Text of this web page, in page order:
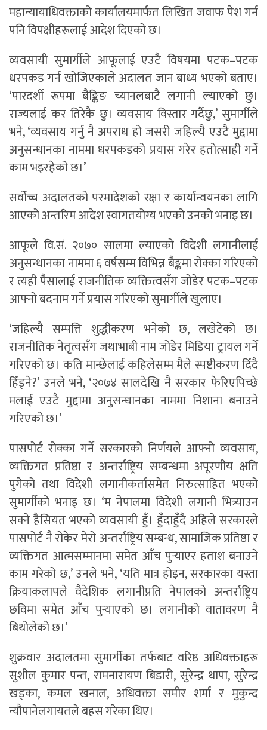
महान्यायाधिवक्ताको कार्यालयमार्फत लिखित जवाफ पेश गर्न
पनि विपक्षीहरूलाई आदेश दिएको छ।
व्यवसायी सुमार्गीले आफूलाई एउटै विषयमा पटक–पटक
धरपकड गर्न खोजिएकाले अदालत जान बाध्य भएको बताए।
‘पारदर्शी रूपमा बैङ्किङ च्यानलबाटै लगानी ल्याएको छु।
राज्यलाई कर तिरेकै छु। व्यवसाय विस्तार गर्दैछु,’ सुमार्गीले
भने, ‘व्यवसाय गर्नु नै अपराध हो जसरी जहिल्यै एउटै मुद्दामा
अनुसन्धानका नाममा धरपकडको प्रयास गरेर हतोत्साही गर्ने
काम भइरहेको छ।’
सर्वोच्च अदालतको परमादेशको रक्षा र कार्यान्वयनका लागि
आएको अन्तरिम आदेश स्वागतयोग्य भएको उनको भनाइ छ।
आफूले वि.सं. २०७० सालमा ल्याएको विदेशी लगानीलाई
अनुसन्धानका नाममा ६ वर्षसम्म विभिन्न बैङ्कमा रोक्का गरिएको
र त्यही पैसालाई राजनीतिक व्यक्तित्वसँग जोडेर पटक–पटक
आफ्नो बदनाम गर्ने प्रयास गरिएको सुमार्गीले खुलाए।
‘जहिल्यै सम्पत्ति शुद्धीकरण भनेको छ, लखेटेको छ।
राजनीतिक नेतृत्वसँग जथाभाबी नाम जोडेर मिडिया ट्रायल गर्ने
गरिएको छ। कति मान्छेलाई कहिलेसम्म मैले स्पष्टीकरण दिँदै
हिँड्ने?’ उनले भने, ‘२०७४ सालदेखि नै सरकार फेरिएपिच्छे
मलाई एउटै मुद्दामा अनुसन्धानका नाममा निशाना बनाउने
गरिएको छ।’
पासपोर्ट रोक्का गर्ने सरकारको निर्णयले आफ्नो व्यवसाय,
व्यक्तिगत प्रतिष्ठा र अन्तर्राष्ट्रिय सम्बन्धमा अपूरणीय क्षति
पुगेको तथा विदेशी लगानीकर्तासमेत निरुत्साहित भएको
सुमार्गीको भनाइ छ। ‘म नेपालमा विदेशी लगानी भित्र्याउन
सक्ने हैसियत भएको व्यवसायी हुँ। हुँदाहुँदै अहिले सरकारले
पासपोर्ट नै रोकेर मेरो अन्तर्राष्ट्रिय सम्बन्ध, सामाजिक प्रतिष्ठा र
व्यक्तिगत आत्मसम्मानमा समेत आँच पुर्‍याएर हताश बनाउने
काम गरेको छ,’ उनले भने, ‘यति मात्र होइन, सरकारका यस्ता
क्रियाकलापले वैदेशिक लगानीप्रति नेपालको अन्तर्राष्ट्रिय
छविमा समेत आँच पुर्‍याएको छ। लगानीको वातावरण नै
बिथोलेको छ।’
शुक्रवार अदालतमा सुमार्गीका तर्फबाट वरिष्ठ अधिवक्ताहरू
सुशील कुमार पन्त, रामनारायण बिडारी, सुरेन्द्र थापा, सुरेन्द्र
खड्का, कमल खनाल, अधिवक्ता समीर शर्मा र मुकुन्द
न्यौपानेलगायतले बहस गरेका थिए।